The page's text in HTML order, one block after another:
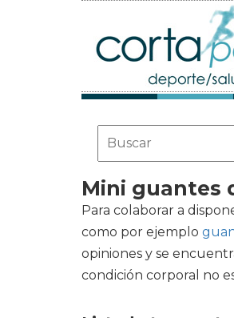
Mini guantes
Para colaborar a
como por ejemplo
opiniones y se
condición corporal no